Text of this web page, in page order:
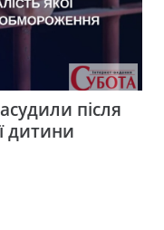
після
дитини